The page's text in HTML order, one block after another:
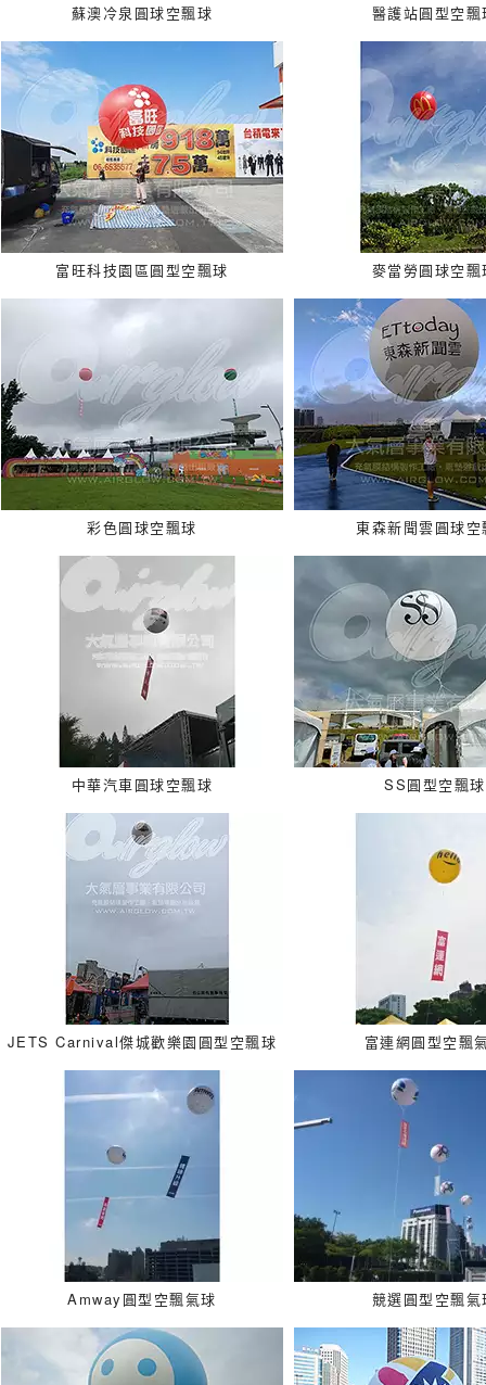
蘇澳冷泉圓球空飄球 醫護站圓型空飄
富旺科技園區圓型空飄球 麥當勞圓球空飄
彩色圓球空飄球 東森新聞雲圓球
中華汽車圓球空飄球 SS圓型空飄球
JETS Carnival傑城歡樂園圓型空飄球 富連網圓型空飄
Amway圓型空飄氣球 競選圓型空飄氣